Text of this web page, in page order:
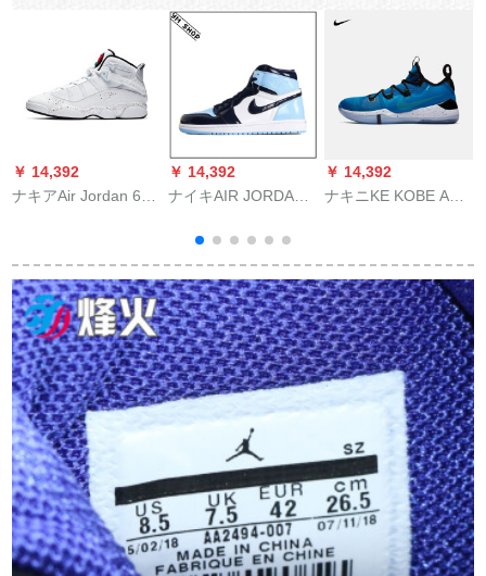
￥ 14,392
ナキアAir Jordan 6
601
￥ 14,392
ナイキAIR JORDAN
シ男性靴女性靴AJ
CD 0616-136.5
￥ 14,392
ナキニKE KOBE AD